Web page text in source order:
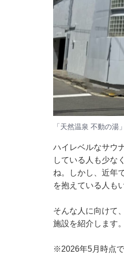
「天然温泉 不動の湯
ハイレベルなサウ
している人も少な
ね。しかし、近年
を抱えている人も
そんな人に向けて
施設を紹介します
※2026年5月時点